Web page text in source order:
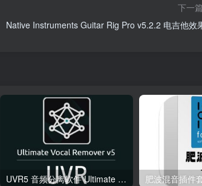
下一
Native Instruments Guitar Rig Pro v5.2.2 电吉他效
UVR5 音频分离软件 Ultimate Vocal Remover v5.6.0